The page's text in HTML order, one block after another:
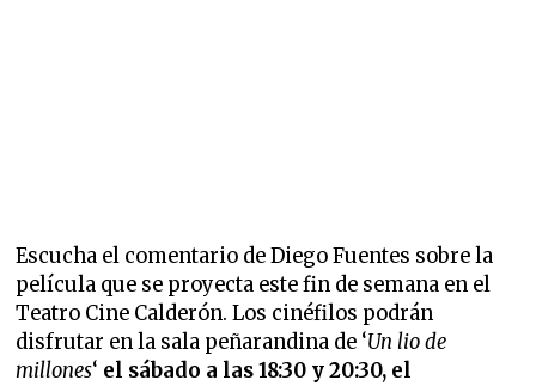
Escucha el comentario de Diego Fuentes sobre la
película que se proyecta este fin de semana en el
Teatro Cine Calderón. Los cinéfilos podrán
disfrutar en la sala peñarandina de ‘Un lio de
millones‘ el sábado a las 18:30 y 20:30, el